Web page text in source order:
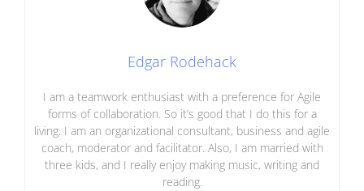
Edgar Rodehack
I am a teamwork enthusiast with a preference for Agile
forms of collaboration. So it’s good that I do this for a
living. I am an organizational consultant, business and agile
coach, moderator and facilitator. Also, I am married with
three kids, and I really enjoy making music, writing and
reading.